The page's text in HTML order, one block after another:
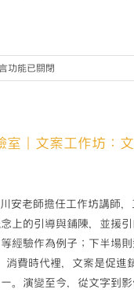
挖
功能已關閉
室｜文案工作坊：文
安老師擔任工作坊講師，
上的引導與鋪陳，並援
經驗作為例子；下半場
消費時代裡，文案是促進
。演變至今，從文字到